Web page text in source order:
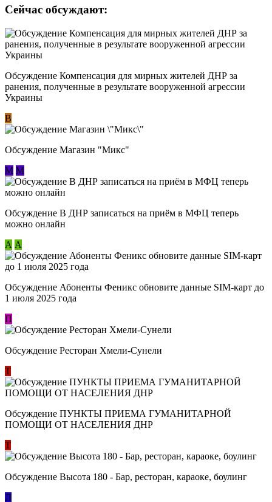
Сейчас обсуждают:
Обсуждение Компенсация для мирных жителей ДНР за
ранения, полученные в результате вооруженной агрессии
Украины
В
Обсуждение Магазин "Микс"
М М
Обсуждение В ДНР записаться на приём в МФЦ теперь
можно онлайн
А А
Обсуждение Абоненты Феникс обновите данные SIM-карт до
1 июля 2025 года
П
Обсуждение Ресторан Хмели-Сунели
Т
Обсуждение ​ПУНКТЫ ПРИЕМА ГУМАНИТАРНОЙ
ПОМОЩИ ОТ НАСЕЛЕНИЯ ДНР
Т
Обсуждение Высота 180 - Бар, ресторан, караоке, боулинг
Л